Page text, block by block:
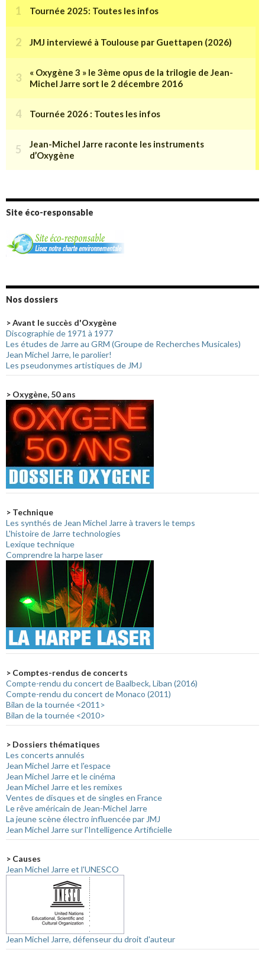
Site éco-responsable
Nos dossiers
> Avant le succès d'Oxygène
Discographie de 1971 à 1977
Les études de Jarre au GRM (Groupe de Recherches Musicales)
Jean Michel Jarre, le parolier!
Les pseudonymes artistiques de JMJ
> Oxygène, 50 ans
> Technique
Les synthés de Jean Michel Jarre à travers le temps
L'histoire de Jarre technologies
Lexique technique
Comprendre la harpe laser
> Comptes-rendus de concerts
Compte-rendu du concert de Baalbeck, Liban (2016)
Compte-rendu du concert de Monaco (2011)
Bilan de la tournée <2011>
Bilan de la tournée <2010>
> Dossiers thématiques
Les concerts annulés
Jean Michel Jarre et l'espace
Jean Michel Jarre et le cinéma
Jean Michel Jarre et les remixes
Ventes de disques et de singles en France
Le rêve américain de Jean-Michel Jarre
La jeune scène électro influencée par JMJ
Jean Michel Jarre sur l'Intelligence Artificielle
> Causes
Jean Michel Jarre et l'UNESCO
Jean Michel Jarre, défenseur du droit d'auteur